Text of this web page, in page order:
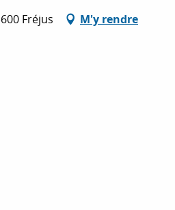
Fréjus M'y rendre